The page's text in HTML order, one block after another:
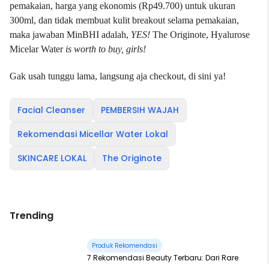
pemakaian, harga yang ekonomis (Rp49.700) untuk ukuran
300ml, dan tidak membuat kulit breakout selama pemakaian,
maka jawaban MinBHI adalah, YES! The Originote, Hyalurose
Micelar Wateris worth to buy, girls!
Gak usah tunggu lama, langsung aja checkout, di sini ya!
Facial Cleanser
PEMBERSIH WAJAH
Rekomendasi Micellar Water Lokal
SKINCARE LOKAL
The Originote
Trending
Produk Rekomendasi
7 Rekomendasi Beauty Terbaru: Dari Rare